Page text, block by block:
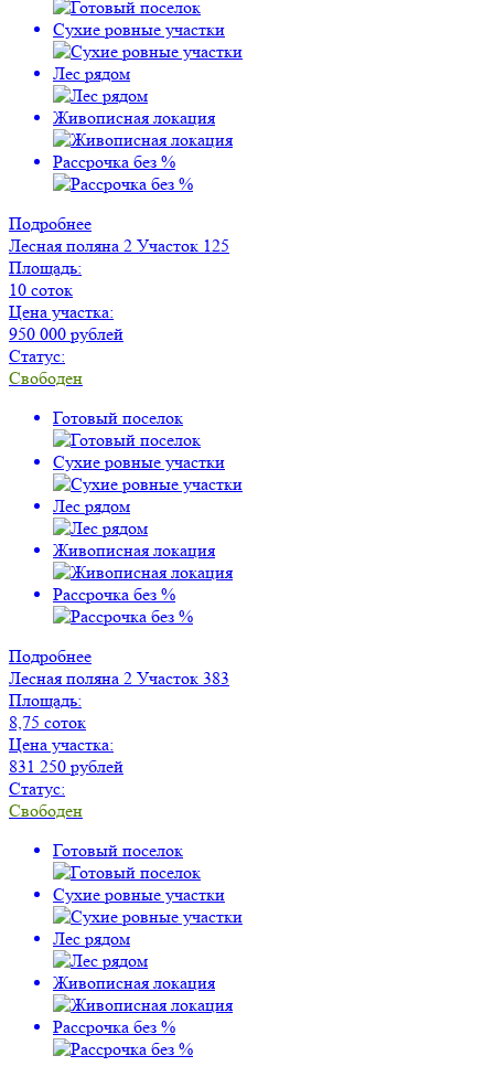
Сухие ровные участки
Лес рядом
Живописная локация
Рассрочка без %
Подробнее
Лесная поляна 2 Участок 125
Площадь:
10 соток
Цена участка:
950 000 рублей
Статус:
Свободен
Готовый поселок
Сухие ровные участки
Лес рядом
Живописная локация
Рассрочка без %
Подробнее
Лесная поляна 2 Участок 383
Площадь:
8,75 соток
Цена участка:
831 250 рублей
Статус:
Свободен
Готовый поселок
Сухие ровные участки
Лес рядом
Живописная локация
Рассрочка без %